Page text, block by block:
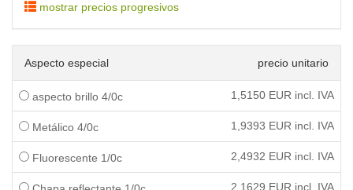
mostrar precios progresivos
Aspecto especial precio unitario
aspecto brillo 4/0c 1,5150 EUR incl. IVA
Metálico 4/0c 1,9393 EUR incl. IVA
Fluorescente 1/0c 2,4932 EUR incl. IVA
2,1629 EUR incl. IVA